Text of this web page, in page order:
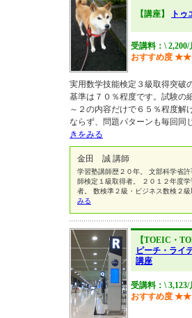
【講座】 ト
受講料：\ 2,200/
おすすめ度 ★★
実用数学技能検定３級取得突破
基準は７０％程度です。試験の
～２の内容だけで６５％程度解
ならず、問題パターンも毎回同
きをみる
金田 誠 講師
学習塾講師歴２０年。 文部科学省
師検定１級取得者。 ２０１２年度
者。 数検準２級・ビジネス数検２
みる
【TOEIC・
ピーチ・ライ
講座
受講料：\ 3,123/
おすすめ度 ★★